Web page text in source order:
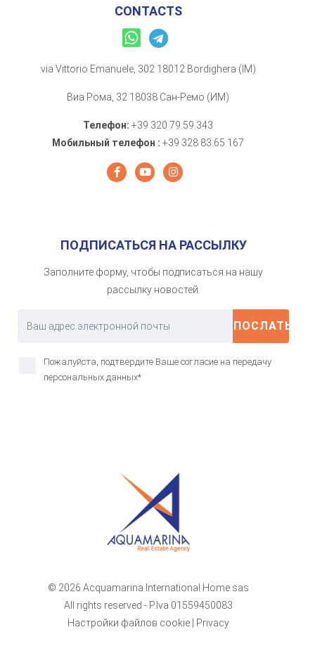
© 2026 Acquamarina International Home sas
All rights reserved - P.Iva 01559450083
Настройки файлов cookie| Privacy
CONTACTS
via Vittorio Emanuele, 302 18012 Bordighera (IM)
Виа Рома, 32 18038 Сан-Ремо (ИМ)
Телефон: +39 320 79.59.343
Мобильный телефон : +39 328 83.65.167
ПОДПИСАТЬСЯ НА РАССЫЛКУ
Заполните форму, чтобы подписаться на нашу
рассылку новостей.
ПОСЛАТЬ
Пожалуйста, подтвердите Ваше согласие на передачу
персональных данных*